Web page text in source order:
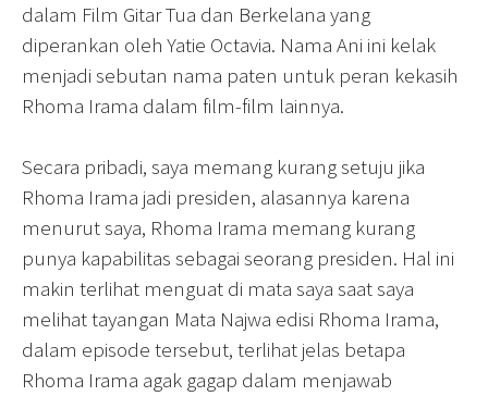
dalam Film Gitar Tua dan Berkelana yang
diperankan oleh Yatie Octavia. Nama Ani ini kelak
menjadi sebutan nama paten untuk peran kekasih
Rhoma Irama dalam film-film lainnya.
Secara pribadi, saya memang kurang setuju jika
Rhoma Irama jadi presiden, alasannya karena
menurut saya, Rhoma Irama memang kurang
punya kapabilitas sebagai seorang presiden. Hal ini
makin terlihat menguat di mata saya saat saya
melihat tayangan Mata Najwa edisi Rhoma Irama,
dalam episode tersebut, terlihat jelas betapa
Rhoma Irama agak gagap dalam menjawab